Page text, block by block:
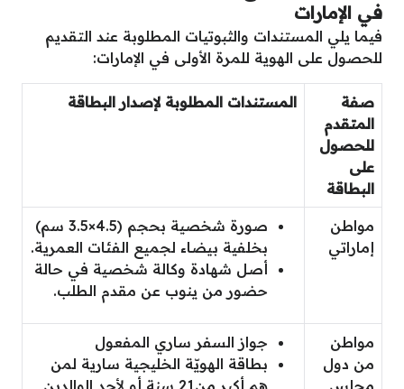
في الإمارات
فيما يلي المستندات والثبوتيات المطلوبة عند التقديم
للحصول على الهوية للمرة الأولى في الإمارات:
صفة
المتقدم
للحصول
على
البطاقة
المستندات المطلوبة لإصدار البطاقة
مواطن
إماراتي
صورة شخصية بحجم (4.5×3.5 سم)
بخلفية بيضاء لجميع الفئات العمرية.
أصل شهادة وكالة شخصية في حالة
حضور من ينوب عن مقدم الطلب.
مواطن
من دول
مجلس
جواز السفر ساري المفعول
بطاقة الهويّة الخليجية سارية لمن
هم أكبر من21 سنة أو لأحد الوالدين